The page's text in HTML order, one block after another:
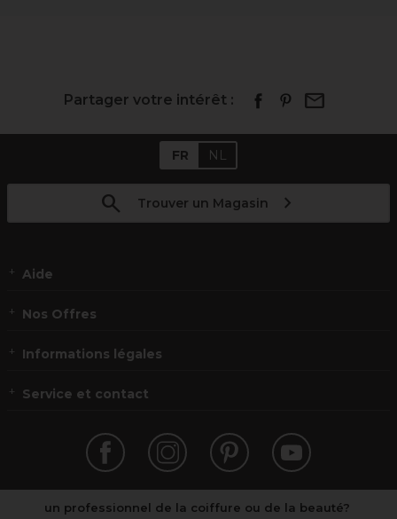
Partager votre intérêt :
FR NL
Trouver un Magasin
Aide
Nos Offres
Informations légales
Service et contact
un professionnel de la coiffure ou de la beauté?